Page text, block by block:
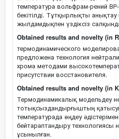
температура вольфрам-рений
бекітілді. Тұтқырлықты
жылдамдықпен үздіксіз
Obtained results and novelty (in
термодинамического
предложена технология
хрома методами
присутствии восстановителя.
Obtained results and novelty (in
Термодинамикалық модельдеу
тотықсыздандырғыштың
температурада өңдеу
бейтараптандыру технологиясы
ұсынылған.